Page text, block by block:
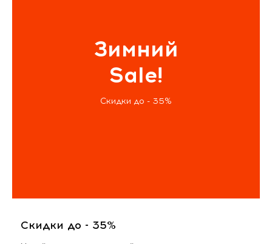
Зимний
Sale!
Скидки до - 35%
Скидки до - 35%